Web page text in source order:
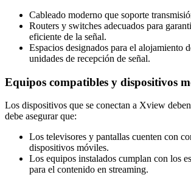
Cableado moderno que soporte
Routers y switches adecuados para
eficiente de la señal.
Espacios designados para el alojamiento
unidades de recepción de señal.
Equipos compatibles y dispositivos
Los dispositivos que se conectan a Xview
debe asegurar que:
Los televisores y pantallas cuenten con
dispositivos móviles.
Los equipos instalados cumplan con los
para el contenido en streaming.